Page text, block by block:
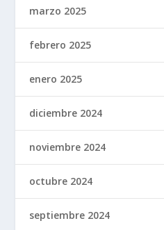
marzo 2025
febrero 2025
enero 2025
diciembre 2024
noviembre 2024
octubre 2024
septiembre 2024